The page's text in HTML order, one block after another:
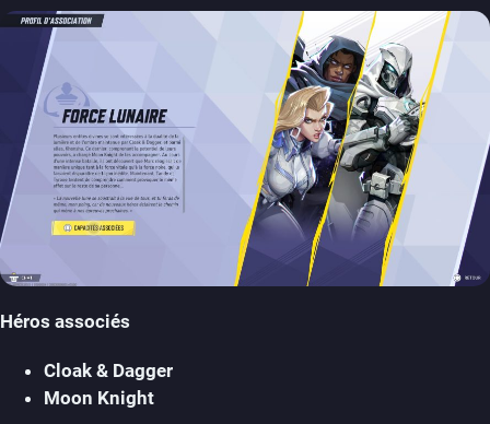
Héros associés
Cloak & Dagger
Moon Knight